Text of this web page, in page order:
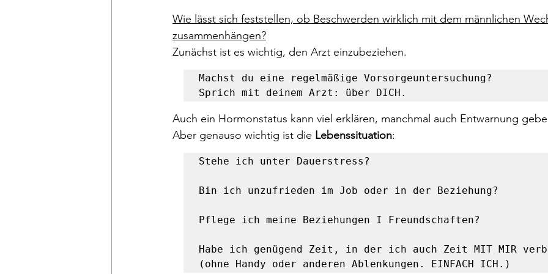
Wie lässt sich feststellen, ob Beschwerden wirklich mit dem männlichen
zusammenhängen?
Zunächst ist es wichtig, den Arzt einzubeziehen.
Machst du eine regelmäßige Vorsorgeuntersuchung?
Sprich mit deinem Arzt: über DICH.
Auch ein Hormonstatus kann viel erklären, manchmal auch Entwarnung
Aber genauso wichtig ist die Lebenssituation:
Stehe ich unter Dauerstress?
Bin ich unzufrieden im Job oder in der Beziehung?
Pflege ich meine Beziehungen I Freundschaften?
Habe ich genügend Zeit, in der ich auch Zeit MIT MIR